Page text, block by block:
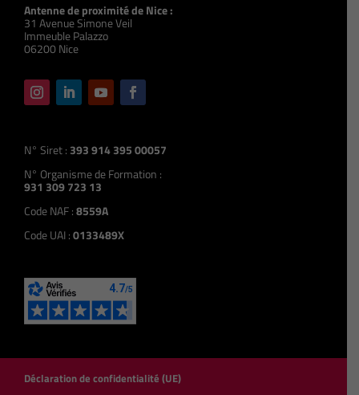
Antenne de proximité de Nice :
31 Avenue Simone Veil
Immeuble Palazzo
06200 Nice
N° Siret : 393 914 395 00057
N° Organisme de Formation :
931 309 723 13
Code NAF :8559A
Code UAI :0133489X
Déclaration de confidentialité (UE)